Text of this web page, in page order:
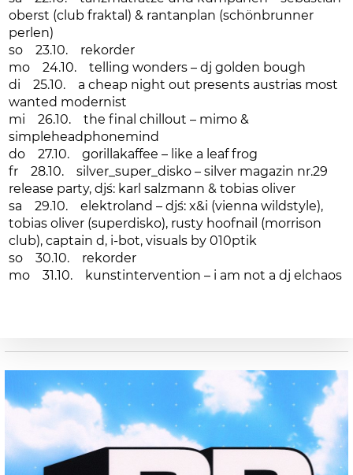
oberst (club fraktal) & rantanplan (schönbrunner
perlen)
so 23.10. rekorder
mo 24.10. telling wonders – dj golden bough
di 25.10. a cheap night out presents austrias most
wanted modernist
mi 26.10. the final chillout – mimo &
simpleheadphonemind
do 27.10. gorillakaffee – like a leaf frog
fr 28.10. silver_super_disko – silver magazin nr.29
release party, dj´s: karl salzmann & tobias oliver
sa 29.10. elektroland – dj´s: x&i (vienna wildstyle),
tobias oliver (superdisko), rusty hoofnail (morrison
club), captain d, i-bot, visuals by 010ptik
so 30.10. rekorder
mo 31.10. kunstintervention – i am not a dj elchaos